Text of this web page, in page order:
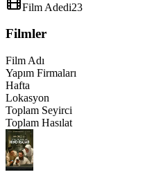
Film Adedi23
Filmler
Film Adı
Yapım Firmaları
Hafta
Lokasyon
Toplam Seyirci
Toplam Hasılat